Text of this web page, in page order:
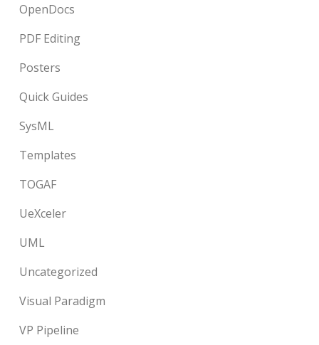
OpenDocs
PDF Editing
Posters
Quick Guides
SysML
Templates
TOGAF
UeXceler
UML
Uncategorized
Visual Paradigm
VP Pipeline